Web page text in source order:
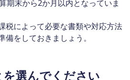
期末から2か月以内となっていま
税によって必要な書類や対応方法
をしておきましょう。
選んでください